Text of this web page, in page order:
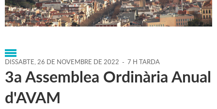
Portada > Agenda > 26-11-
2022 > Marcs > Culturals > 2022 > Conferències
DISSABTE,26 DE NOVEMBRE DE 2022 - 7 H TARDA
3a Assemblea Ordinària Anual
d'AVAM